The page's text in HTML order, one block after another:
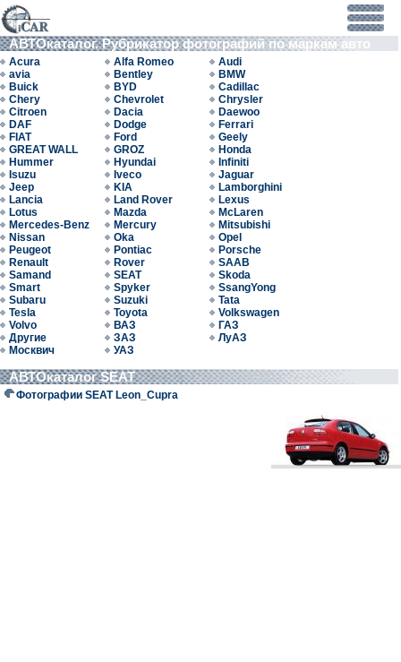
АВТОкаталог. Рубрикатор фотографий по маркам авто
Acura Alfa Romeo
Audi
avia
Bentley
BMW
Buick
BYD
Cadillac
Chery
Chevrolet
Chrysler
Citroen
Dacia
Daewoo
DAF
Dodge
Ferrari
FIAT
Ford
Geely
GREAT WALL
GROZ
Honda
Hummer
Hyundai
Infiniti
Isuzu
Iveco
Jaguar
Jeep
KIA
Lamborghini
Lancia
Land Rover
Lexus
Lotus
Mazda
McLaren
Mercedes-Benz
Mercury
Mitsubishi
Nissan
Oka
Opel
Peugeot
Pontiac
Porsche
Renault
Rover
SAAB
Samand
SEAT
Skoda
Smart
Spyker
SsangYong
Subaru
Suzuki
Tata
Tesla
Toyota
Volkswagen
Volvo
ВАЗ
ГАЗ
Другие
ЗАЗ
ЛуАЗ
Москвич
УАЗ
АВТОкаталог SEAT
Фотографии SEAT Leon_Cupra